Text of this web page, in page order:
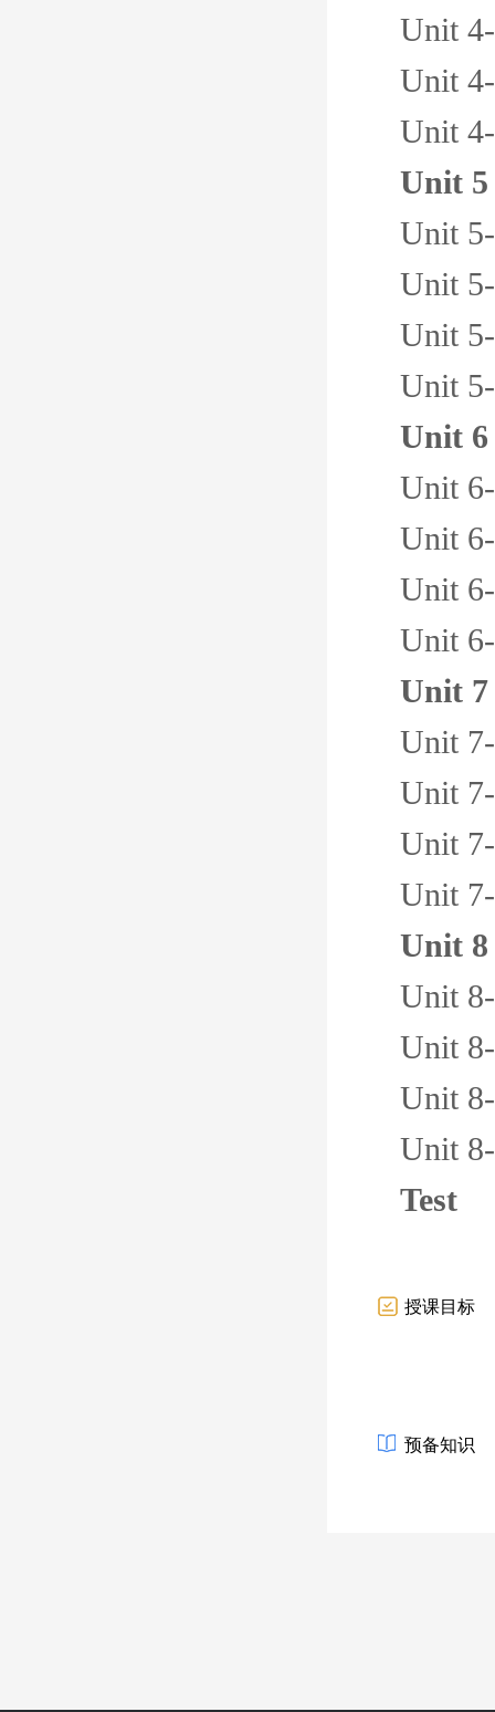
Unit
Unit
Unit
Unit 5
Unit
Unit
Unit
Unit
Unit 6
Unit
Unit
Unit
Unit
Unit 7
Unit
Unit
Unit
Unit
Unit 8
Unit
Unit
Unit
Unit
Test
授课目标
预备知识